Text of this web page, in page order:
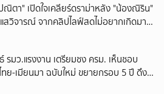
ณิตา" เปิดใจเคลียร์ดราม่าหลัง "น้องณิริน"
สวิจารณ์ จากคลิปไลฟ์สดไม่อยากเกิดมา
อนพ่อ
รมว.แรงงาน เตรียมชง ครม. เห็นชอบ
ทย-เมียนมา ฉบับใหม่ ขยายกรอบ 5 ปี ดึง
ข้าระบบ